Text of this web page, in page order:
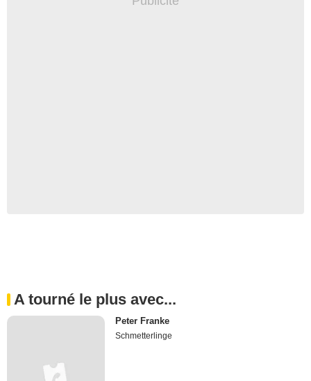
A tourné le plus avec...
Peter Franke
Schmetterlinge